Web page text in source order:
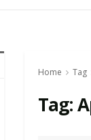
Home Tag
Tag: